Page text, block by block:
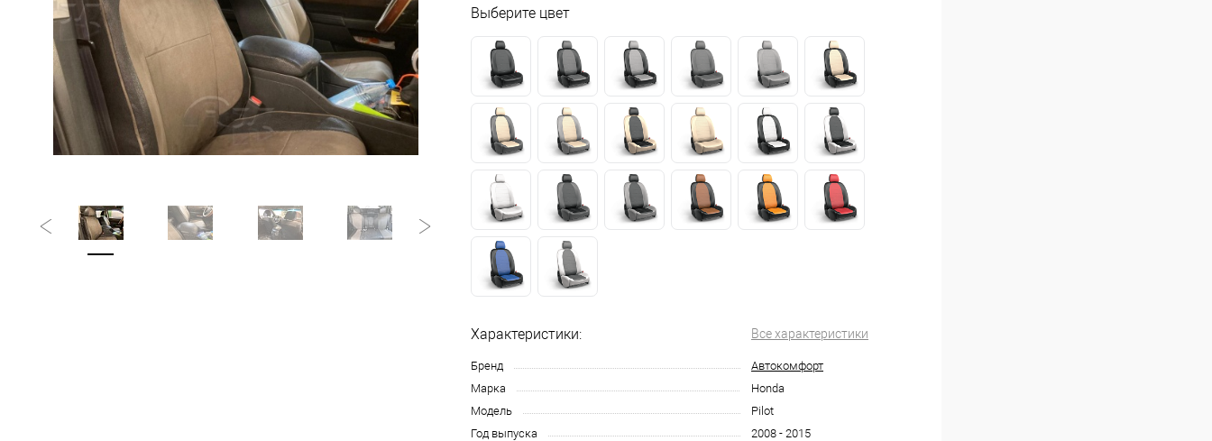
Выберите цвет
Характеристики: Все характеристики
Бренд
Автокомфорт
Марка
Honda
Модель
Pilot
Год выпуска
2008 - 2015